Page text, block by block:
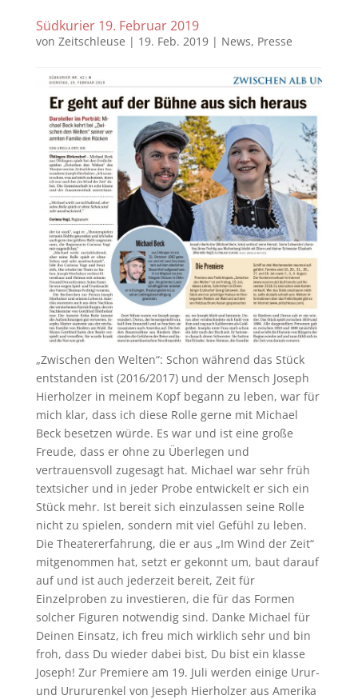
Südkurier 19. Februar 2019
von Zeitschleuse | 19. Feb. 2019| News, Presse
„Zwischen den Welten“: Schon während das Stück
entstanden ist (2016/2017) und der Mensch Joseph
Hierholzer in meinem Kopf begann zu leben, war für
mich klar, dass ich diese Rolle gerne mit Michael
Beck besetzen würde. Es war und ist eine große
Freude, dass er ohne zu Überlegen und
vertrauensvoll zugesagt hat. Michael war sehr früh
textsicher und in jeder Probe entwickelt er sich ein
Stück mehr. Ist bereit sich einzulassen seine Rolle
nicht zu spielen, sondern mit viel Gefühl zu leben.
Die Theatererfahrung, die er aus „Im Wind der Zeit“
mitgenommen hat, setzt er gekonnt um, baut darauf
auf und ist auch jederzeit bereit, Zeit für
Einzelproben zu investieren, die für das Formen
solcher Figuren notwendig sind. Danke Michael für
Deinen Einsatz, ich freu mich wirklich sehr und bin
froh, dass Du wieder dabei bist, Du bist ein klasse
Joseph! Zur Premiere am 19. Juli werden einige Urur-
und Urururenkel von Jeseph Hierholzer aus Amerika